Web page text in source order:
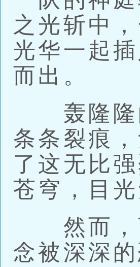
之光斩中
光华一起
而出。
轰隆隆
条条裂痕
了这无比
苍穹，目
然而，
念被深深